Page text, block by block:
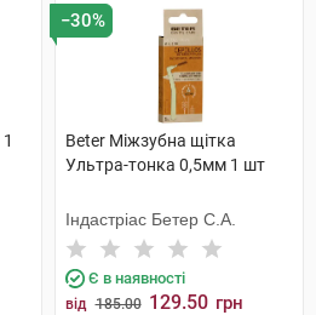
−30%
Beter Міжзубна щітка
Ультра-тонка 0,5мм 1 шт
Індастріас Бетер С.А.
Є в наявності
від 185.00 129.50 грн